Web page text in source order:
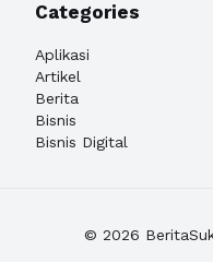
Categories
Aplikasi
Artikel
Berita
Bisnis
Bisnis Digital
© 2026